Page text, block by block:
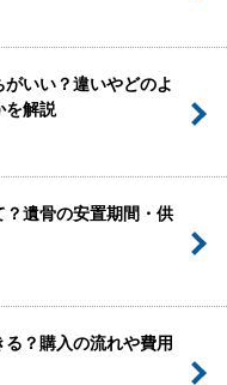
いい？違いやどのよ
を解説
遺骨の安置期間・供
？購入の流れや費用